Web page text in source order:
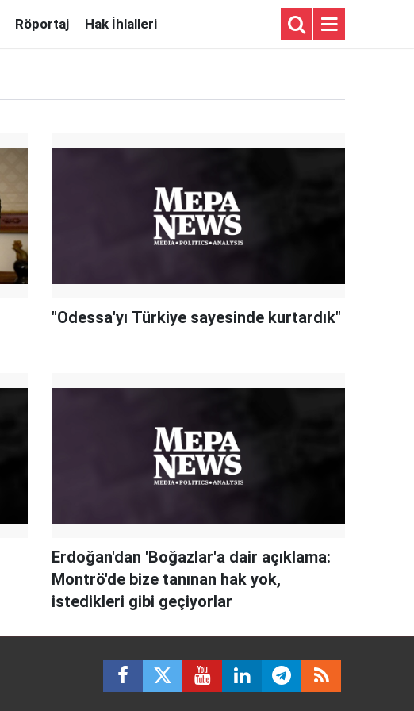
Röportaj Hak İhlalleri
"Odessa'yı Türkiye sayesinde kurtardık"
Erdoğan'dan 'Boğazlar'a dair açıklama:
Montrö'de bize tanınan hak yok,
istedikleri gibi geçiyorlar